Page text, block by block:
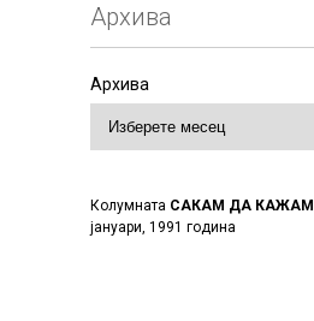
Архива
Архива
Колумната САКАМ ДА КАЖАМ
јануари, 1991 година